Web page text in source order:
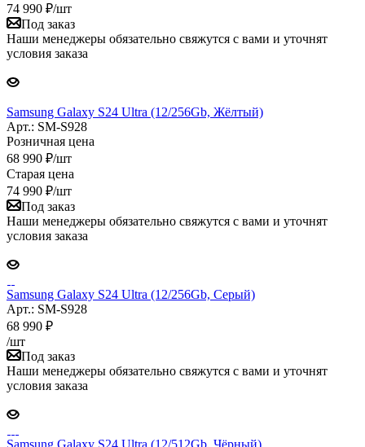
74 990 ₽/шт
Под заказ
Наши менеджеры обязательно свяжутся с вами и уточнят
условия заказа
Samsung Galaxy S24 Ultra (12/256Gb, Жёлтый)
Арт.: SM-S928
Розничная цена
68 990 ₽/шт
Старая цена
74 990 ₽/шт
Под заказ
Наши менеджеры обязательно свяжутся с вами и уточнят
условия заказа
Samsung Galaxy S24 Ultra (12/256Gb, Серый)
Арт.: SM-S928
68 990 ₽
/шт
Под заказ
Наши менеджеры обязательно свяжутся с вами и уточнят
условия заказа
Samsung Galaxy S24 Ultra (12/512Gb, Чёрный)